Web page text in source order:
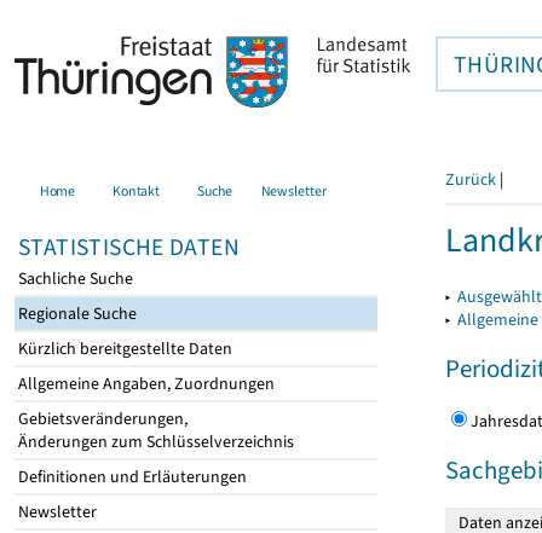
Home Kontakt Suche Newsletter
STATISTISCHE DATEN
Sachliche Suche
Regionale Suche
Kürzlich bereitgestellte Daten
Allgemeine Angaben, Zuordnungen
Gebietsveränderungen,
Änderungen zum Schlüsselverzeichnis
Definitionen und Erläuterungen
Newsletter
Zurück |
▸
▸